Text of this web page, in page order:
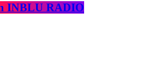
INBLU RADIO